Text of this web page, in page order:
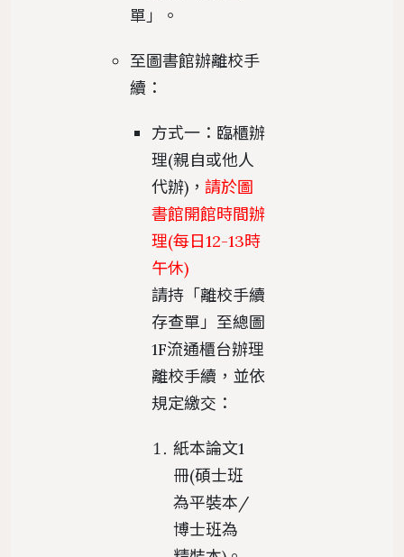
單」。
至圖書館辦離校手
續：
方式一：臨櫃辦
理(親自或他人
代辦)， 請於圖
書館開館時間辦
理(每日12-13時
午休)
請持「離校手續
存查單」至總圖
1F流通櫃台辦理
離校手續，並依
規定繳交：
紙本論文1
冊(碩士班
為平裝本/
博士班為